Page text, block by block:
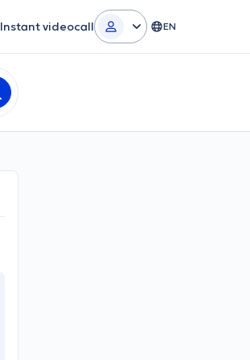
Instant videocall EN